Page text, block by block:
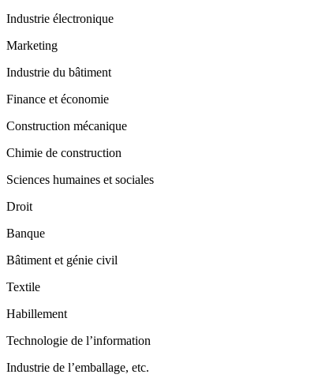
Industrie électronique
Marketing
Industrie du bâtiment
Finance et économie
Construction mécanique
Chimie de construction
Sciences humaines et sociales
Droit
Banque
Bâtiment et génie civil
Textile
Habillement
Technologie de l’information
Industrie de l’emballage, etc.